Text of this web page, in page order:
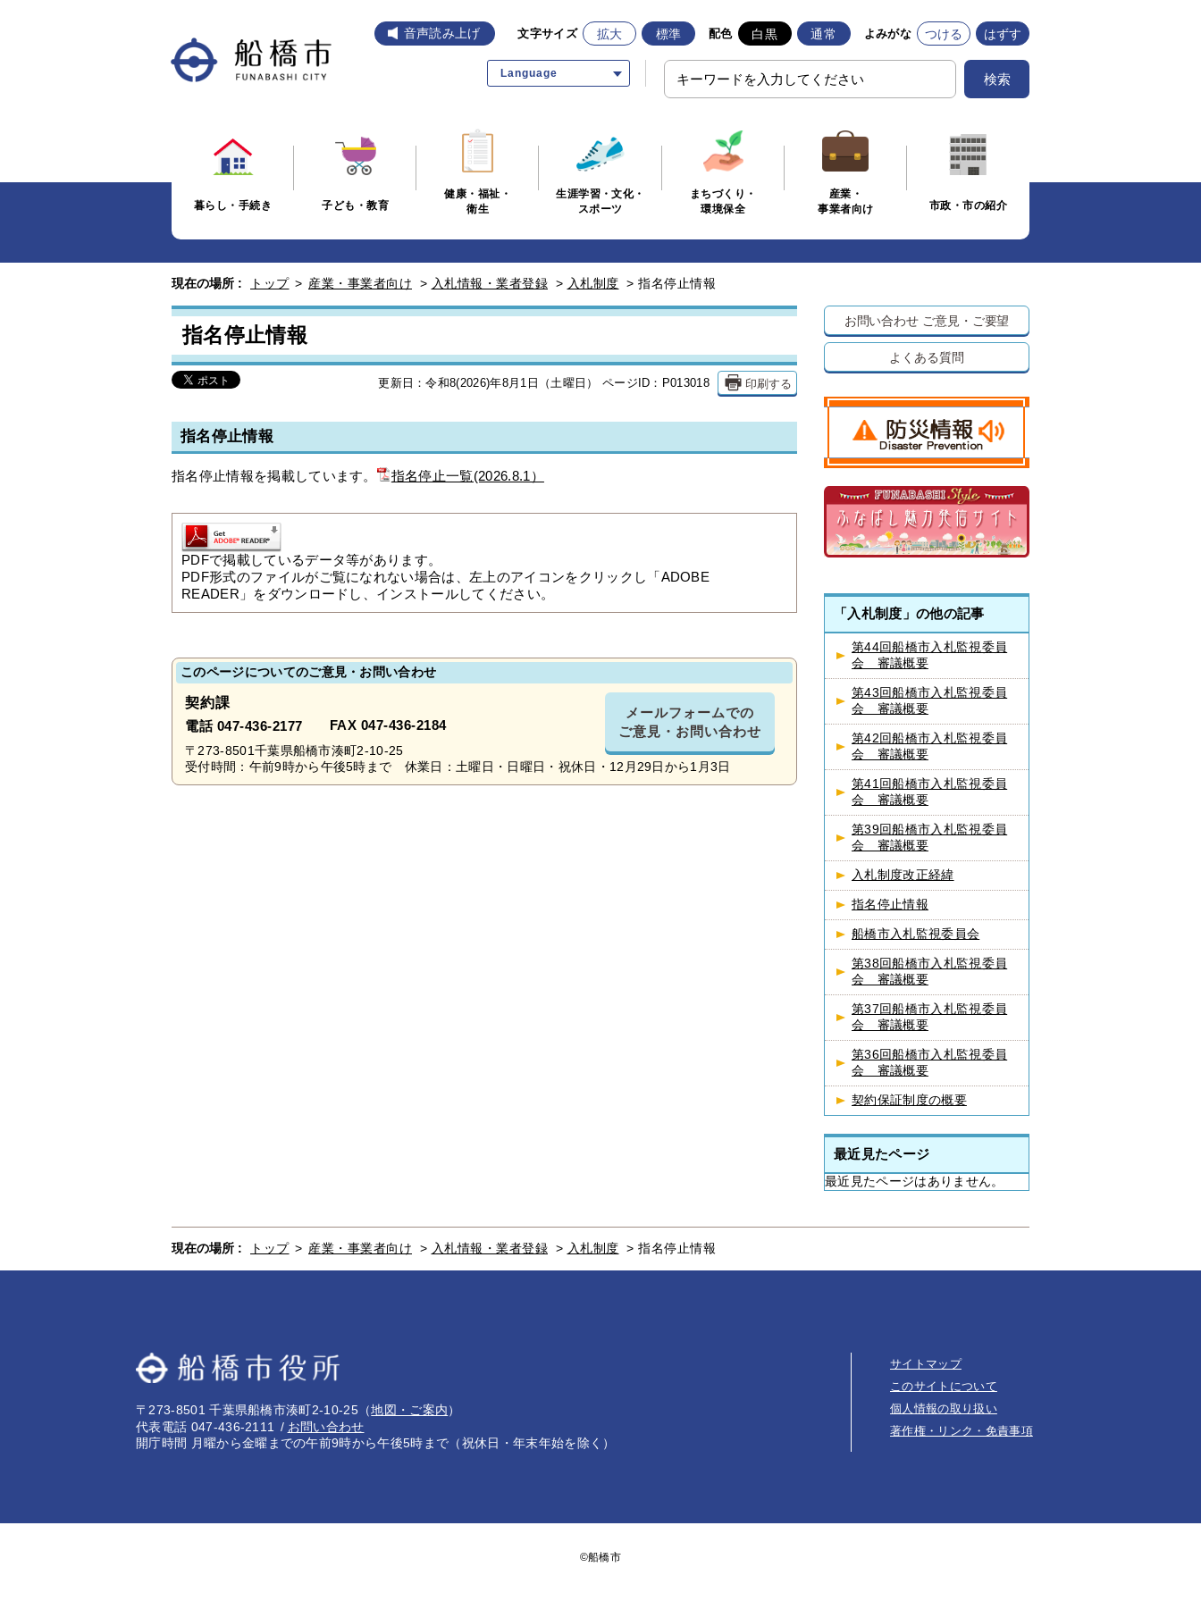
音声読み上げ 文字サイズ 拡大 標準 配色 白黒 通常 よみがな つける はずす
Language 検索
暮らし・手続き 子ども・教育
健康・福祉・
衛生
生涯学習・文化・
スポーツ
まちづくり・
環境保全
産業・
事業者向け
市政・市の紹介
現在の場所 : トップ > 産業・事業者向け > 入札情報・業者登録 > 入札制度 > 指名停止情報
指名停止情報
更新日：令和8(2026)年8月1日（土曜日） ページID：P013018 印刷する
指名停止情報
指名停止情報を掲載しています。 指名停止一覧(2026.8.1）
PDFで掲載しているデータ等があります。
PDF形式のファイルがご覧になれない場合は、左上のアイコンをクリックし「ADOBE
READER」をダウンロードし、インストールしてください。
このページについてのご意見・お問い合わせ
契約課
電話 047-436-2177 FAX 047-436-2184
メールフォームでの
ご意見・お問い合わせ
〒273-8501千葉県船橋市湊町2-10-25
受付時間：午前9時から午後5時まで 休業日：土曜日・日曜日・祝休日・12月29日から1月3日
お問い合わせ ご意見・ご要望
よくある質問
「入札制度」の他の記事
第44回船橋市入札監視委員
会 審議概要
第43回船橋市入札監視委員
会 審議概要
第42回船橋市入札監視委員
会 審議概要
第41回船橋市入札監視委員
会 審議概要
第39回船橋市入札監視委員
会 審議概要
入札制度改正経緯
指名停止情報
船橋市入札監視委員会
第38回船橋市入札監視委員
会 審議概要
第37回船橋市入札監視委員
会 審議概要
第36回船橋市入札監視委員
会 審議概要
契約保証制度の概要
最近見たページ
最近見たページはありません。
現在の場所 : トップ > 産業・事業者向け > 入札情報・業者登録 > 入札制度 > 指名停止情報
〒273-8501 千葉県船橋市湊町2-10-25 （地図・ご案内）
代表電話 047-436-2111
お問い合わせ
開庁時間 月曜から金曜までの午前9時から午後5時まで（祝休日・年末年始を除く）
サイトマップ
このサイトについて
個人情報の取り扱い
著作権・リンク・免責事項
©船橋市